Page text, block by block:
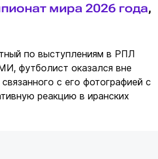
мира 2026 года,
по выступлениям в РПЛ
футболист оказался вне
с его фотографией с
реакцию в иранских